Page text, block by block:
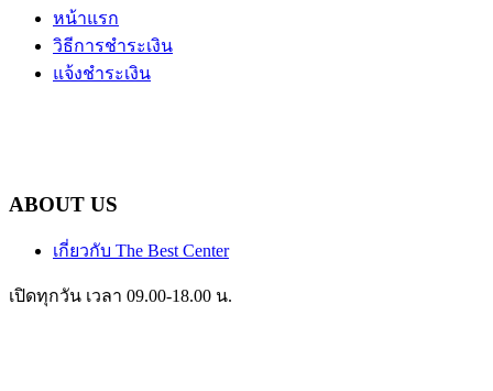
หน้าแรก
วิธีการชำระเงิน
แจ้งชำระเงิน
ABOUT US
เกี่ยวกับ The Best Center
เปิดทุกวัน เวลา 09.00-18.00 น.